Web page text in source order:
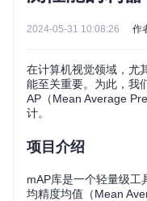
2024-05-31 10:08:26 作
在计算机视觉领域，尤
能至关重要。为此，
AP（Mean Average
计。
项目介绍
mAP库是一个轻量级工
均精度均值（Mean